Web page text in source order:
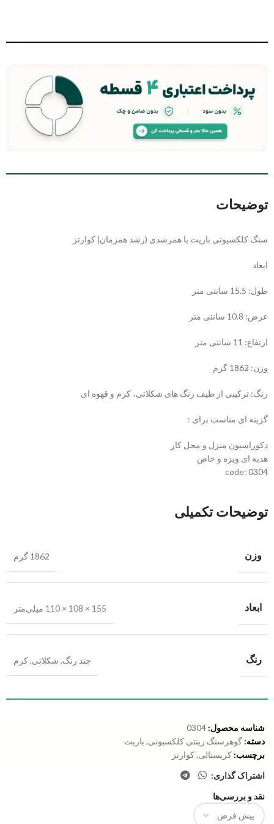
توضیحات
سنگ کلکسیونی باریت با همرشدی (رشد همزمان) کوارتز
ابعاد
طول: 15.5 سانتی متر
عرض: 10.8 سانتی متر
ارتفاع: 11 سانتی متر
وزن: 1862 گرم
رنگ: ترکیبی از طیف رنگ های شکلاتی، کرم و قهوه ای
گزینه ای مناسب برای :
دکوراسیون منزل و محل کار
هدیه ای ویژه و خاص
code: 0304
توضیحات تکمیلی
وزن 1862 گرم
ابعاد 155 × 108 × 110 میلی‌متر
رنگ چند رنگ, شکلاتی,کرم
شناسه محصول: 0304
دسته: گوهرسنگ زینتی کلکسیونی, باریت
برچسب: کریستالی,کوارتز
اشتراک گذاری:
نقد و بررسی‌ها